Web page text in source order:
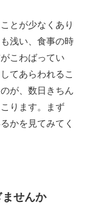
とが少なくあり
浅い、食事の時
こわばってい
てあらわれるこ
が、数日きちん
ります。まず
かを見てみてく
せんか